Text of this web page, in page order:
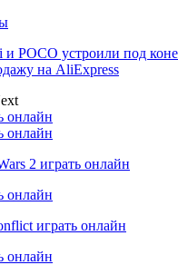
и POCO устроили под
на AliExpress
онлайн
онлайн
2 играть онлайн
онлайн
играть онлайн
онлайн